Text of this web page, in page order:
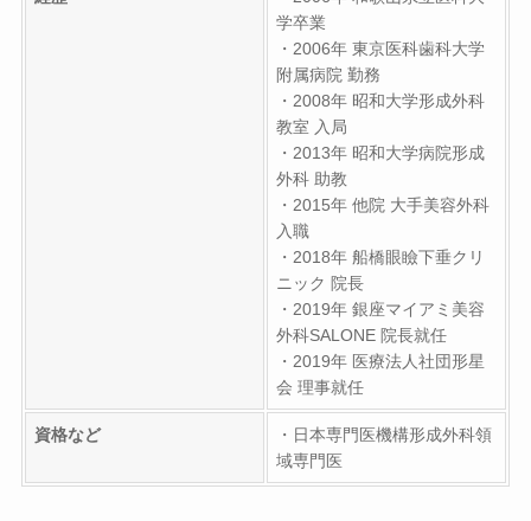
学卒業
・2006年 東京医科歯科大学
附属病院 勤務
・2008年 昭和大学形成外科
教室 入局
・2013年 昭和大学病院形成
外科 助教
・2015年 他院 大手美容外科
入職
・2018年 船橋眼瞼下垂クリ
ニック 院長
・2019年 銀座マイアミ美容
外科SALONE 院長就任
・2019年 医療法人社団形星
会 理事就任
資格など
・日本専門医機構形成外科領
域専門医